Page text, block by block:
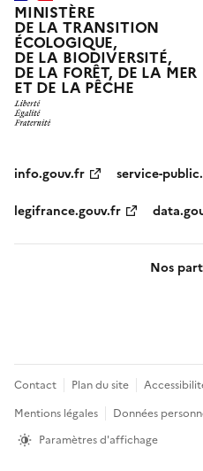
MINISTÈRE
DE LA TRANSITION
ÉCOLOGIQUE,
DE LA BIODIVERSITÉ,
DE LA FORÊT, DE LA MER
ET DE LA PÊCHE
info.gouv.fr
service-
legifrance.gouv.fr
Nos
Pied
de
page
Contact Plan du site
Mentions légales
Données
Paramètres d'affichage